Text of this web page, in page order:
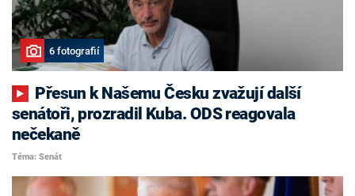
6 fotografií
senátoři, prozradil Kuba. ODS reagovala
nečekaně
Téma: Senát